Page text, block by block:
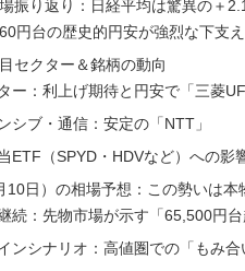
振り返り：日経平均は驚異の＋
円台の歴史的円安が強烈な下支
セクター＆銘柄の動向
ー：利上げ期待と円安で「三菱
シブ・通信：安定の「NTT」
ETF（SPYD・HDVなど）への影
10日）の相場予想：この勢いは本
続：先物市場が示す「65,500円台
ンシナリオ：高値圏での「もみ合